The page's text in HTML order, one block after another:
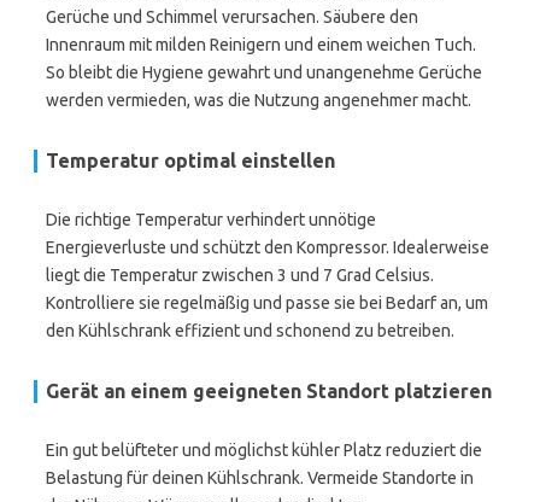
Gerüche und Schimmel verursachen. Säubere den
Innenraum mit milden Reinigern und einem weichen Tuch.
So bleibt die Hygiene gewahrt und unangenehme Gerüche
werden vermieden, was die Nutzung angenehmer macht.
Temperatur optimal einstellen
Die richtige Temperatur verhindert unnötige
Energieverluste und schützt den Kompressor. Idealerweise
liegt die Temperatur zwischen 3 und 7 Grad Celsius.
Kontrolliere sie regelmäßig und passe sie bei Bedarf an, um
den Kühlschrank effizient und schonend zu betreiben.
Gerät an einem geeigneten Standort platzieren
Ein gut belüfteter und möglichst kühler Platz reduziert die
Belastung für deinen Kühlschrank. Vermeide Standorte in